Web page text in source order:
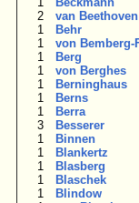
2
van Beethoven
1
Behr
1
von Bemberg-
1
Berg
1
von Berghes
1
Berninghaus
1
Berns
1
Berra
3
Besserer
1
Binnen
1
Blankertz
1
Blasberg
1
Blaschek
1
Blindow